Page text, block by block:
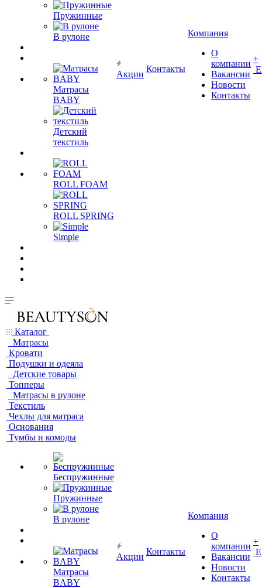
Пружинные
В рулоне
Матрасы
BABY
Детский
текстиль
ROLL FOAM
ROLL SPRING
Simple
Акции
Контакты
Компания
О
компании
Вакансии
Новости
Контакты
+
Каталог
Матрасы
Кровати
Подушки и одеяла
Детские товары
Топперы
Матрасы в рулоне
Текстиль
Чехлы для матраса
Основания
Тумбы и комоды
Беспружинные
Пружинные
В рулоне
Матрасы
BABY
Акции
Контакты
Компания
О
компании
Вакансии
Новости
Контакты
+